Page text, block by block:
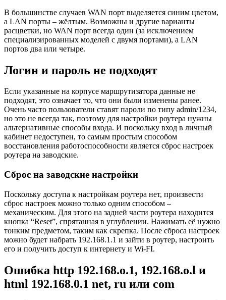
В большинстве случаев WAN порт выделяется синим цветом,
а LAN порты – жёлтым. Возможны и другие варианты
расцветки, но WAN порт всегда один (за исключением
специализированных моделей с двумя портами), а LAN
портов два или четыре.
Логин и пароль не подходят
Если указанные на корпусе маршрутизатора данные не
подходят, это означает то, что они были изменены ранее.
Очень часто пользователи ставят пароли по типу admin/1234,
но это не всегда так, поэтому для настройки роутера нужны
альтернативные способы входа. И поскольку вход в личный
кабинет недоступен, то самым простым способом
восстановления работоспособности является сброс настроек
роутера на заводские.
Сброс на заводские настройки
Поскольку доступа к настройкам роутера нет, произвести
сброс настроек можно только одним способом –
механическим. Для этого на задней части роутера находится
кнопка “Reset”, спрятанная в углублении. Нажимать её нужно
тонким предметом, таким как скрепка. После сброса настроек
можно будет набрать 192.168.1.1 и зайти в роутер, настроить
его и получить доступ к интернету и Wi-FI.
Ошибка http 192.168.o.1, 192.168.o.l и
html 192.168.0.1 net, ru или com